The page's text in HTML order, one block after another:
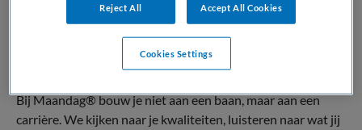
Bij Maandag® bouw je niet aan een baan, maar aan een
carrière. We kijken naar je kwaliteiten, luisteren naar wat jij
Reject All Accept All Cookies
Cookies Settings